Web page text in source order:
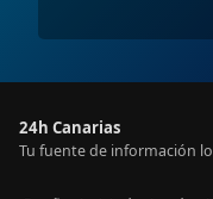
24h Canarias
Tu fuente de información